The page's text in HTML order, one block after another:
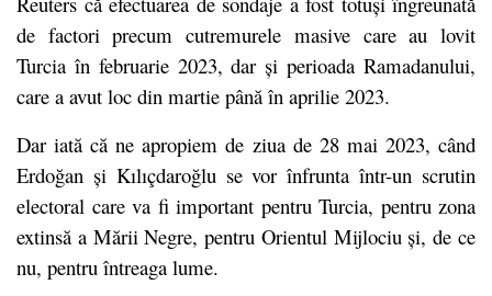
de factori precum cutremurele masive care au lovit
Turcia în februarie 2023, dar și perioada Ramadanului,
care a avut loc din martie până în aprilie 2023.
Dar iată că ne apropiem de ziua de 28 mai 2023, când
Erdoğan și Kılıçdaroğlu se vor înfrunta într-un scrutin
electoral care va fi important pentru Turcia, pentru zona
extinsă a Mării Negre, pentru Orientul Mijlociu și, de ce
nu, pentru întreaga lume.